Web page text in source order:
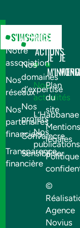
S'INSCRIRE
AVSF
Notre
association
Nos
réseaux
Nos
partenaires
financiers
Transparence
financière
NOS
ACTIONS
Nos
domaines
d’expertise
Nos
projets
Convaincre
Sensibiliser
JE
Nos
actualités
L’Habbanae
Nos
publications
JE
Plan
du
site
Mentions
légales
©
Agence
Novius